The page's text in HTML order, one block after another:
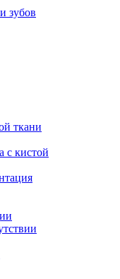
зубов
ткани
с кистой